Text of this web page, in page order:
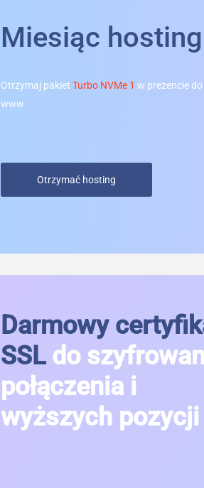
Miesiąc
Otrzymaj pakiet Turbo NVMe 1 w prezencie
www
Otrzymać hosting
Darmowy
SSLdo
połączenia i
wyższych pozycji